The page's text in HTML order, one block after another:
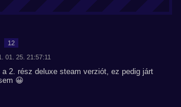
12
01. 25. 21:57:11
a 2. rész deluxe steam verziót, ez pedig járt
😀